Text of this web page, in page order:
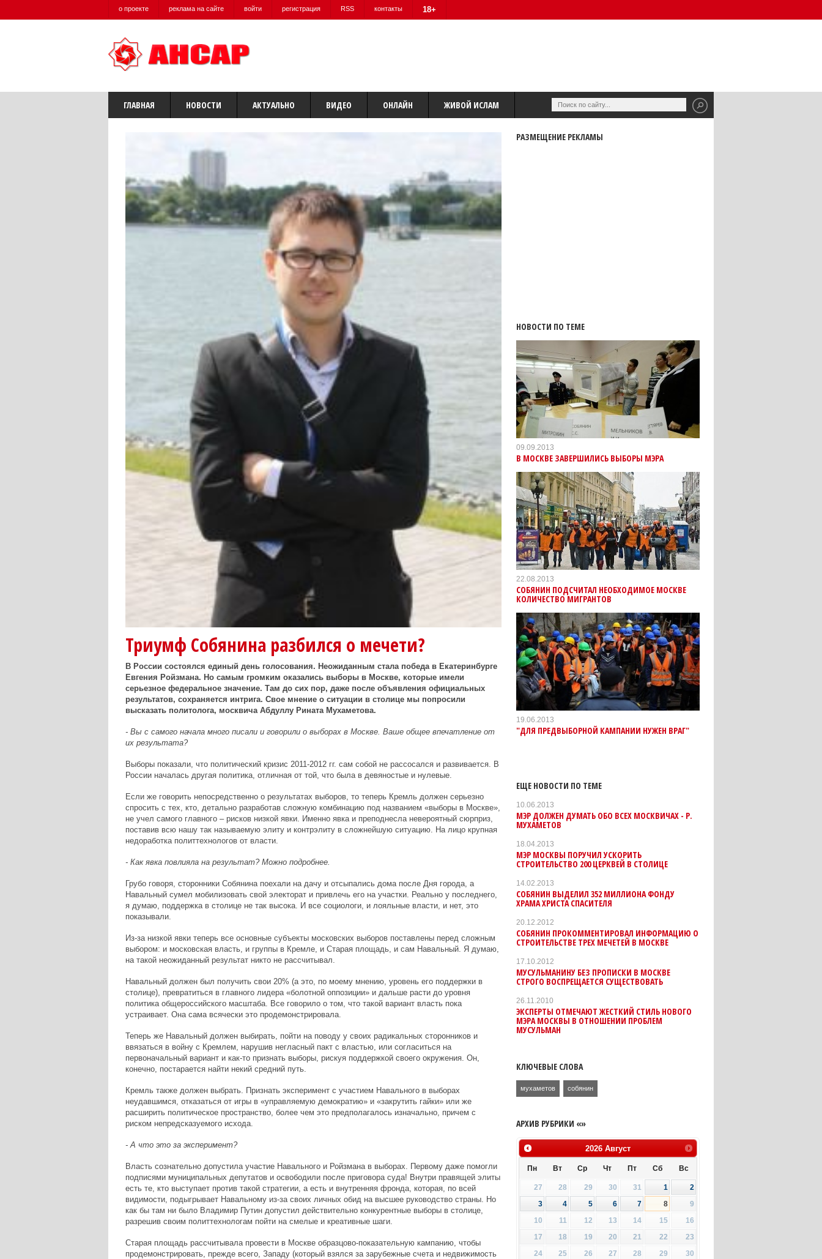
о проекте реклама на сайте войти регистрация RSS контакты 18+
ГЛАВНАЯ НОВОСТИ АКТУАЛЬНО ВИДЕО ОНЛАЙН ЖИВОЙ ИСЛАМ
Триумф Собянина разбился о мечети?
В России состоялся единый день голосования. Неожиданным стала победа в Екатеринбурге
Евгения Ройзмана. Но самым громким оказались выборы в Москве, которые имели
серьезное федеральное значение. Там до сих пор, даже после объявления официальных
результатов, сохраняется интрига. Свое мнение о ситуации в столице мы попросили
высказать политолога, москвича Абдуллу Рината Мухаметова.
- Вы с самого начала много писали и говорили о выборах в Москве. Ваше общее впечатление от
их результата?
Выборы показали, что политический кризис 2011-2012 гг. сам собой не рассосался и развивается. В
России началась другая политика, отличная от той, что была в девяностые и нулевые.
Если же говорить непосредственно о результатах выборов, то теперь Кремль должен серьезно
спросить с тех, кто, детально разработав сложную комбинацию под названием «выборы в Москве»,
не учел самого главного – рисков низкой явки. Именно явка и преподнесла невероятный сюрприз,
поставив всю нашу так называемую элиту и контрэлиту в сложнейшую ситуацию. На лицо крупная
недоработка политтехнологов от власти.
- Как явка повлияла на результат? Можно подробнее.
Грубо говоря, сторонники Собянина поехали на дачу и отсыпались дома после Дня города, а
Навальный сумел мобилизовать свой электорат и привлечь его на участки. Реально у последнего,
я думаю, поддержка в столице не так высока. И все социологи, и лояльные власти, и нет, это
показывали.
Из-за низкой явки теперь все основные субъекты московских выборов поставлены перед сложным
выбором: и московская власть, и группы в Кремле, и Старая площадь, и сам Навальный. Я думаю,
на такой неожиданный результат никто не рассчитывал.
Навальный должен был получить свои 20% (а это, по моему мнению, уровень его поддержки в
столице), превратиться в главного лидера «болотной оппозиции» и дальше расти до уровня
политика общероссийского масштаба. Все говорило о том, что такой вариант власть пока
устраивает. Она сама всячески это продемонстрировала.
Теперь же Навальный должен выбирать, пойти на поводу у своих радикальных сторонников и
ввязаться в войну с Кремлем, нарушив негласный пакт с властью, или согласиться на
первоначальный вариант и как-то признать выборы, рискуя поддержкой своего окружения. Он,
конечно, постарается найти некий средний путь.
Кремль также должен выбрать. Признать эксперимент с участием Навального в выборах
неудавшимся, отказаться от игры в «управляемую демократию» и «закрутить гайки» или же
расширить политическое пространство, более чем это предполагалось изначально, причем с
риском непредсказуемого исхода.
- А что это за эксперимент?
Власть сознательно допустила участие Навального и Ройзмана в выборах. Первому даже помогли
подписями муниципальных депутатов и освободили после приговора суда! Внутри правящей элиты
есть те, кто выступает против такой стратегии, а есть и внутренняя фронда, которая, по всей
видимости, подыгрывает Навальному из-за своих личных обид на высшее руководство страны. Но
как бы там ни было Владимир Путин допустил действительно конкурентные выборы в столице,
разрешив своим политтехнологам пойти на смелые и креативные шаги.
Старая площадь рассчитывала провести в Москве образцово-показательную кампанию, чтобы
продемонстрировать, прежде всего, Западу (который взялся за зарубежные счета и недвижимость
РАЗМЕЩЕНИЕ РЕКЛАМЫ
НОВОСТИ ПО ТЕМЕ
09.09.2013
В МОСКВЕ ЗАВЕРШИЛИСЬ ВЫБОРЫ МЭРА
22.08.2013
СОБЯНИН ПОДСЧИТАЛ НЕОБХОДИМОЕ МОСКВЕ
КОЛИЧЕСТВО МИГРАНТОВ
19.06.2013
"ДЛЯ ПРЕДВЫБОРНОЙ КАМПАНИИ НУЖЕН ВРАГ"
ЕЩЕ НОВОСТИ ПО ТЕМЕ
10.06.2013
МЭР ДОЛЖЕН ДУМАТЬ ОБО ВСЕХ МОСКВИЧАХ - Р.
МУХАМЕТОВ
18.04.2013
МЭР МОСКВЫ ПОРУЧИЛ УСКОРИТЬ
СТРОИТЕЛЬСТВО 200 ЦЕРКВЕЙ В СТОЛИЦЕ
14.02.2013
СОБЯНИН ВЫДЕЛИЛ 352 МИЛЛИОНА ФОНДУ
ХРАМА ХРИСТА СПАСИТЕЛЯ
20.12.2012
СОБЯНИН ПРОКОММЕНТИРОВАЛ ИНФОРМАЦИЮ О
СТРОИТЕЛЬСТВЕ ТРЕХ МЕЧЕТЕЙ В МОСКВЕ
17.10.2012
МУСУЛЬМАНИНУ БЕЗ ПРОПИСКИ В МОСКВЕ
СТРОГО ВОСПРЕЩАЕТСЯ СУЩЕСТВОВАТЬ
26.11.2010
ЭКСПЕРТЫ ОТМЕЧАЮТ ЖЕСТКИЙ СТИЛЬ НОВОГО
МЭРА МОСКВЫ В ОТНОШЕНИИ ПРОБЛЕМ
МУСУЛЬМАН
КЛЮЧЕВЫЕ СЛОВА
мухаметов собянин
АРХИВ РУБРИКИ «»
2026 Август
Пн Вт Ср Чт Пт Сб Вс
27 28 29 30 31 1
2
3
4 5 6 7 8
9
10
11 12 13 14 15
16
17
18 19 20 21 22
23
24
25 26 27 28 29
30